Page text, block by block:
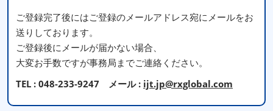
ご登録完了後にはご登録のメールアドレス宛にメールをお
送りしております。
ご登録後にメールが届かない場合、
大変お手数ですが事務局までご連絡ください。
TEL : 048-233-9247 メール : ijt.jp@rxglobal.com